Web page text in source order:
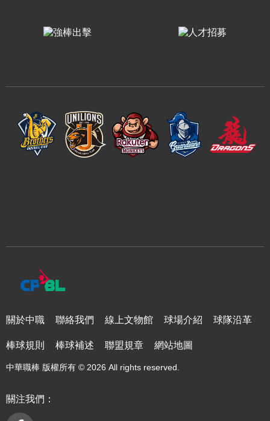
關於中職 聯絡我們 線上文物館 球場介紹 球隊沿革
棒球規則 棒球補述 聯盟規章 網站地圖
中華職棒 版權所有 © 2026 All rights reserved.
關注我們：